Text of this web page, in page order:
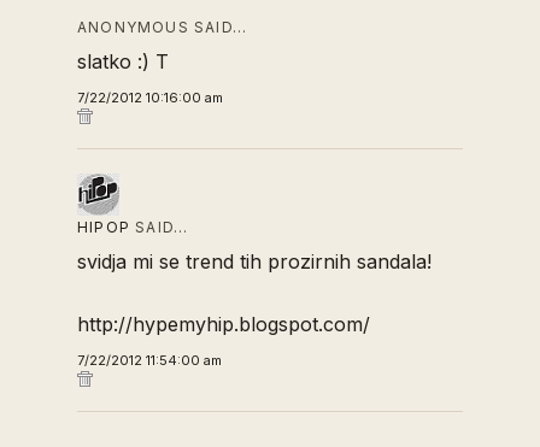
ANONYMOUS SAID…
slatko :) T
7/22/2012 10:16:00 am
HIPOP SAID…
svidja mi se trend tih prozirnih sandala!
http://hypemyhip.blogspot.com/
7/22/2012 11:54:00 am